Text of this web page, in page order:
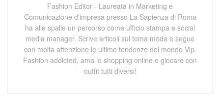
Fashion Editor - Laureata in Marketing e
Comunicazione d'impresa presso La Sapienza di Roma
ha alle spalle un percorso come ufficio stampa e social
media manager. Scrive articoli sul tema moda e segue
con molta attenzione le ultime tendenze del mondo Vip.
Fashion addicted, ama lo shopping online e giocare con
outfit tutti diversi!